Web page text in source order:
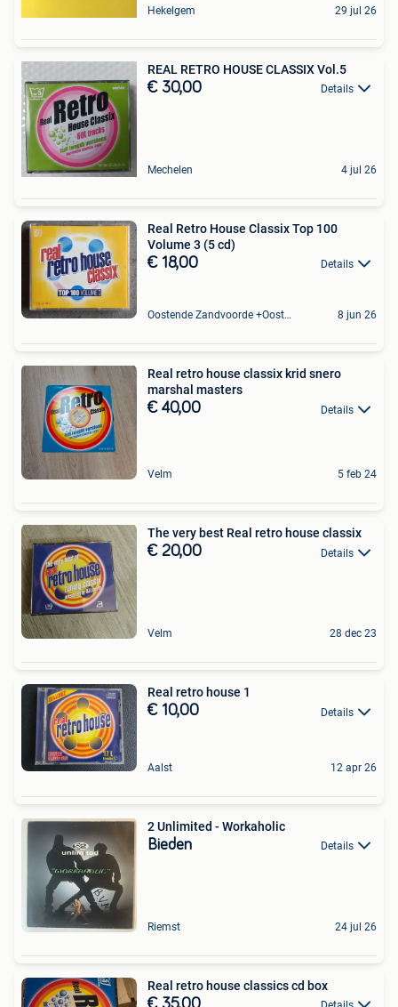
Hekelgem 29 jul 26
REAL RETRO HOUSE CLASSIX Vol.5
€ 30,00 Details
Mechelen 4 jul 26
Real Retro House Classix Top 100
Volume 3 (5 cd)
€ 18,00 Details
Oostende Zandvoorde +Oostende 8 jun 26
Real retro house classix krid snero
marshal masters
€ 40,00 Details
Velm 5 feb 24
The very best Real retro house classix
€ 20,00 Details
Velm 28 dec 23
Real retro house 1
€ 10,00 Details
Aalst 12 apr 26
2 Unlimited - Workaholic
Bieden Details
Riemst 24 jul 26
Real retro house classics cd box